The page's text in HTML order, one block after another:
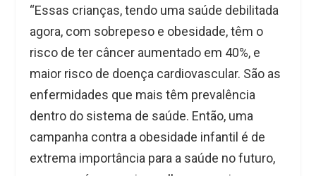
“Essas crianças, tendo uma saúde debilitada
agora, com sobrepeso e obesidade, têm o
risco de ter câncer aumentado em 40%, e
maior risco de doença cardiovascular. São as
enfermidades que mais têm prevalência
dentro do sistema de saúde. Então, uma
campanha contra a obesidade infantil é de
extrema importância para a saúde no futuro,